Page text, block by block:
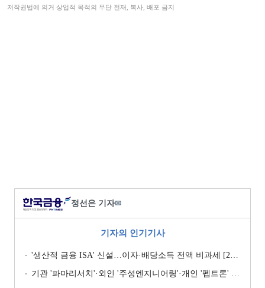
저작권법에 의거 상업적 목적의 무단 전재, 복사, 배포 금지
정선은 기자✉
기자의 인기기사
'생산적 금융 ISA' 신설…이자·배당소득 전액 비과세 [2026 세제개편안]
기관 '파마리서치'·외인 '주성엔지니어링'·개인 '펩트론' 1위 [주간 코스닥 순매수- 2026년 7월27일~7월31일]